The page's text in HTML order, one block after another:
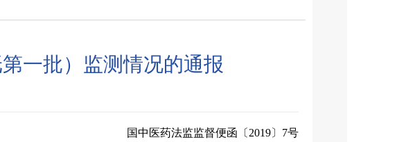
一批）监测情况的通报
国中医药法监监督便函〔2019〕7号